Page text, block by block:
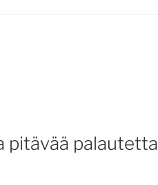
pitävää palautetta